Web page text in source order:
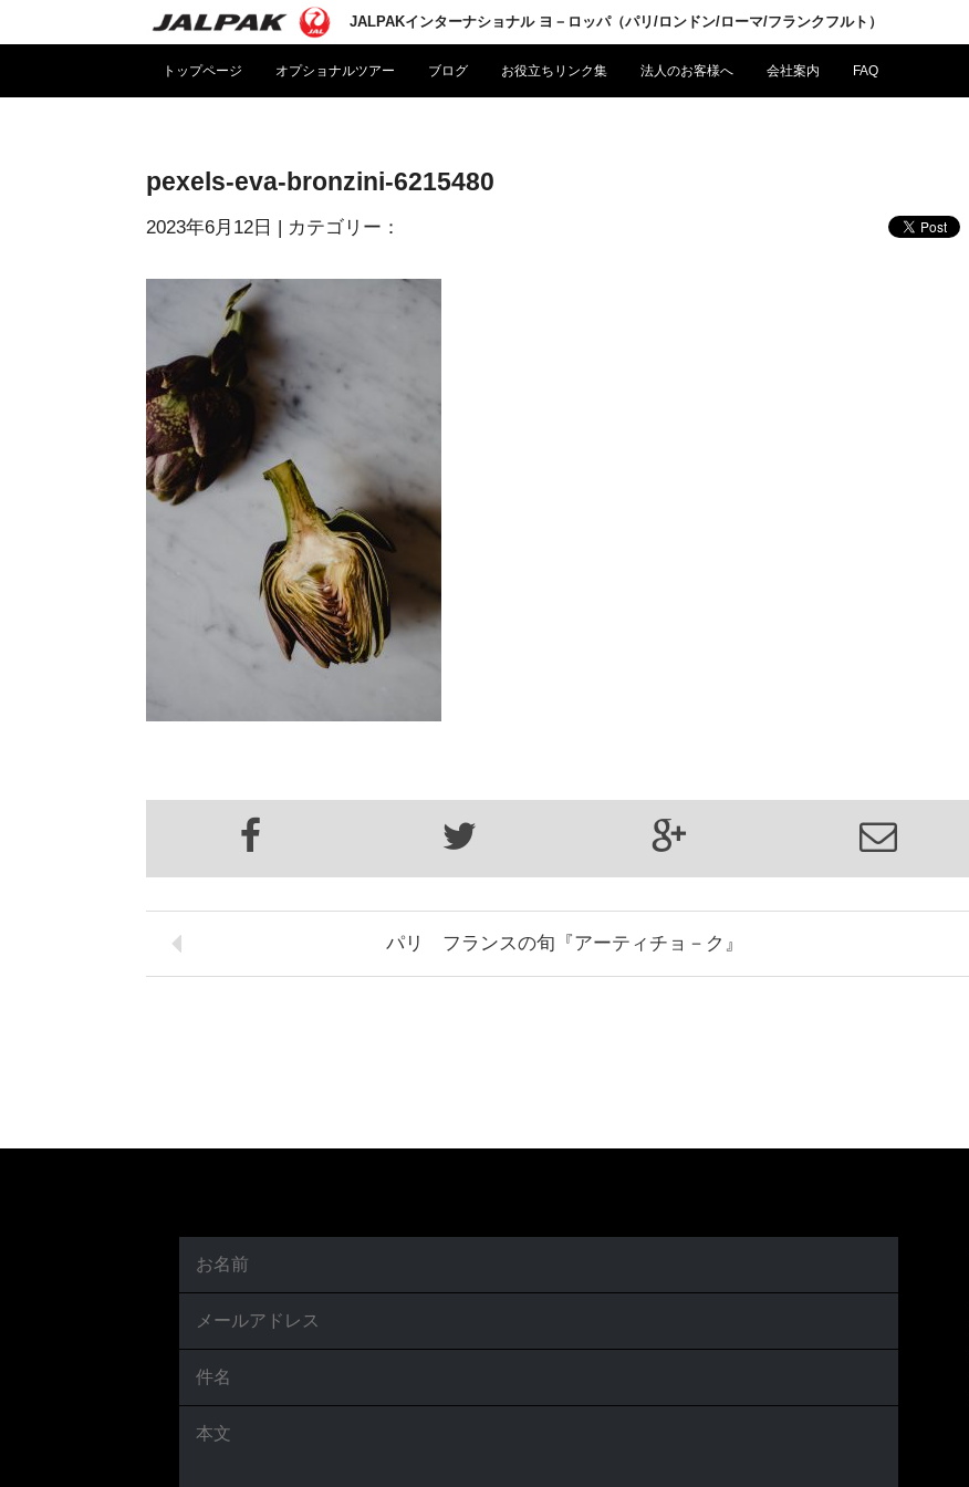
JALPAKインターナショナル ヨ－ロッパ（パリ/ロンドン/ローマ/フランクフルト）
トップページ オプショナルツアー ブログ お役立ちリンク集 法人のお客様へ 会社案内 FAQ
pexels-eva-bronzini-6215480
2023年6月12日 | カテゴリー：
パリ フランスの旬『アーティチョ－ク』